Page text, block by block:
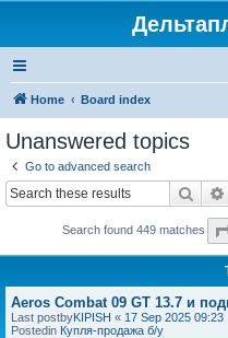
Home Board index
Unanswered topics
Go to advanced search
Search found 449 matches
Aeros Combat 09 GT 13.7 и
Last postbyKIPISH « 17 Sep 2025 09:23
Postedin Купля-продажа б/у